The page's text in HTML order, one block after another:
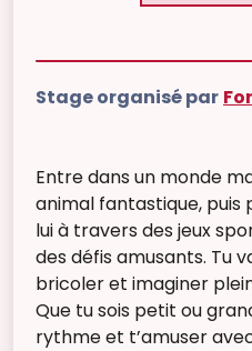
Stage organisé par
Entre dans un monde
animal fantastique, puis
lui à travers des jeux
des défis amusants. Tu
bricoler et imaginer
Que tu sois petit ou
rythme et t’amuser